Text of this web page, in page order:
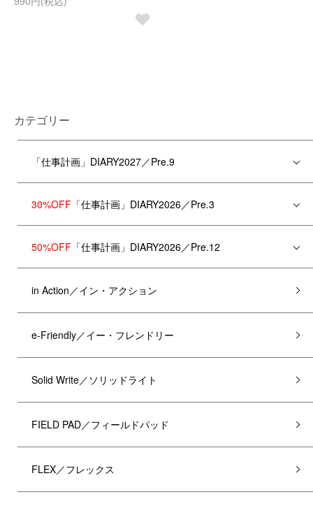
カテゴリー
「仕事計画」DIARY2027／Pre.9
30%OFF 「仕事計画」DIARY2026／Pre.3
50%OFF 「仕事計画」DIARY2026／Pre.12
in Action／イン・アクション
e-Friendly／イー・フレンドリー
Solid Write／ソリッドライト
FIELD PAD／フィールドパッド
FLEX／フレックス